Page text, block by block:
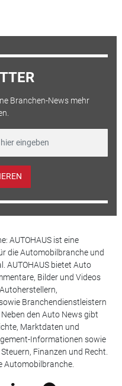
Branchen-News mehr
AUTOHAUS ist eine
die Automobilbranche und
AUTOHAUS bietet Auto
Bilder und Videos
Branchendienstleistern
den Auto News gibt
Marktdaten und
Informationen sowie
Finanzen und Recht.
Automobilbranche.